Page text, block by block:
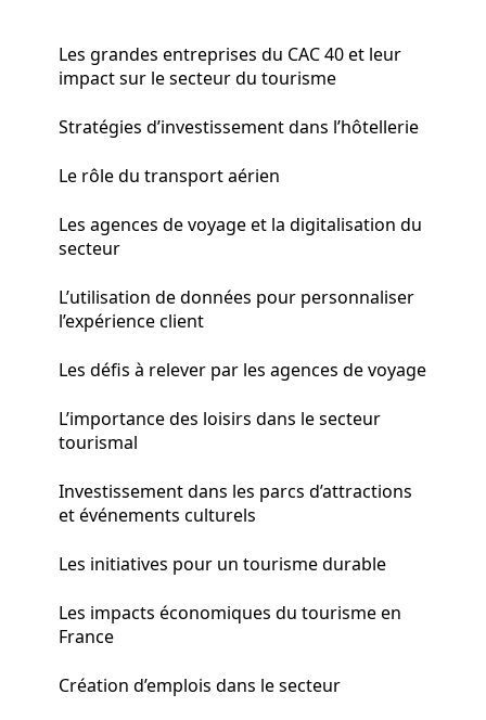
Les grandes entreprises du CAC 40 et leur
impact sur le secteur du tourisme
Stratégies d’investissement dans l’hôtellerie
Le rôle du transport aérien
Les agences de voyage et la digitalisation du
secteur
L’utilisation de données pour personnaliser
l’expérience client
Les défis à relever par les agences de voyage
L’importance des loisirs dans le secteur
tourismal
Investissement dans les parcs d’attractions
et événements culturels
Les initiatives pour un tourisme durable
Les impacts économiques du tourisme en
France
Création d’emplois dans le secteur